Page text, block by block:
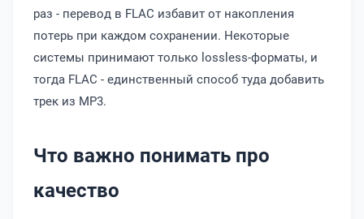
раз - перевод в FLAC избавит от накопления
потерь при каждом сохранении. Некоторые
системы принимают только lossless-форматы, и
тогда FLAC - единственный способ туда добавить
трек из MP3.
Что важно понимать про
качество